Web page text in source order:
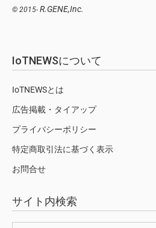
© 2015- R.GENE,Inc.
IoTNEWSについて
IoTNEWSとは
広告掲載・タイアップ
プライバシーポリシー
特定商取引法に基づく表示
お問合せ
サイト内検索